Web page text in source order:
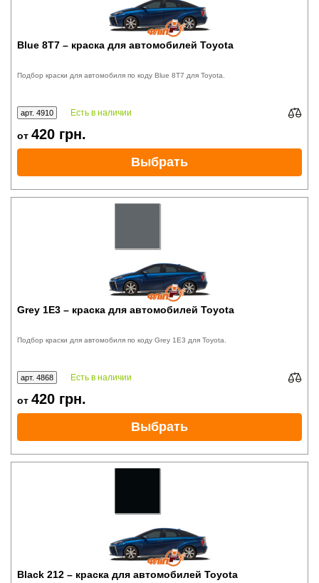
Blue 8T7 – краска для автомобилей Toyota
Подбор краски для автомобиля по коду Blue 8T7 для Toyota.
арт. 4910 Есть в наличии
от 420 грн.
Выбрать
Grey 1E3 – краска для автомобилей Toyota
Подбор краски для автомобиля по коду Grey 1E3 для Toyota.
арт. 4868 Есть в наличии
от 420 грн.
Выбрать
Black 212 – краска для автомобилей Toyota